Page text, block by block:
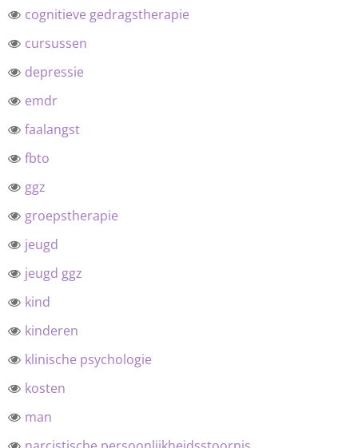
cognitieve gedragstherapie
cursussen
depressie
emdr
faalangst
fbto
ggz
groepstherapie
jeugd
jeugd ggz
kind
kinderen
klinische psychologie
kosten
man